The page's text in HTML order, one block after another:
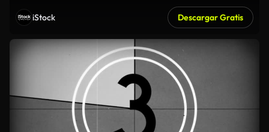
iStock Descargar Gratis